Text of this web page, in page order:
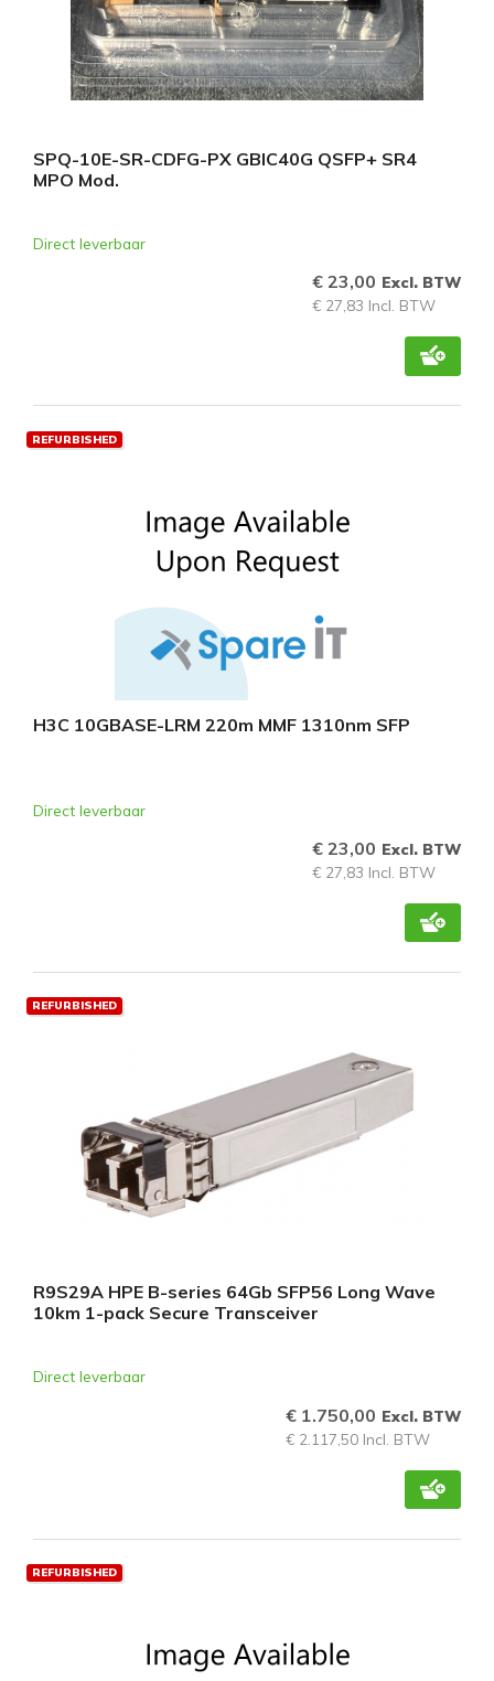
SPQ-10E-SR-CDFG-PX GBIC40G QSFP+ SR4
MPO Mod.
Direct leverbaar
€ 23,00 Excl. BTW
€ 27,83 Incl. BTW
REFURBISHED
H3C 10GBASE-LRM 220m MMF 1310nm SFP
Direct leverbaar
€ 23,00 Excl. BTW
€ 27,83 Incl. BTW
REFURBISHED
R9S29A HPE B-series 64Gb SFP56 Long Wave
10km 1-pack Secure Transceiver
Direct leverbaar
€ 1.750,00 Excl. BTW
€ 2.117,50 Incl. BTW
REFURBISHED